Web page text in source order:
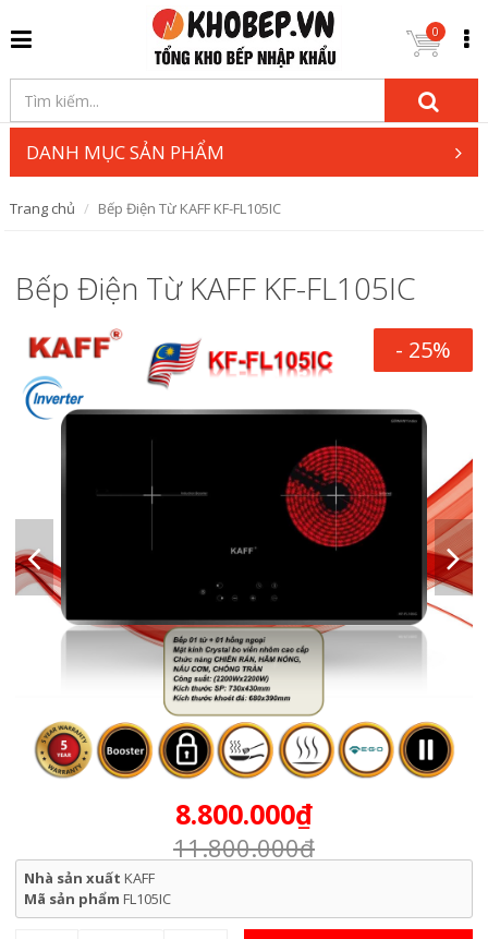
0
DANH MỤC SẢN PHẨM
Trang chủ Bếp Điện Từ KAFF KF-FL105IC
Bếp Điện Từ KAFF KF-FL105IC
- 25%
8.800.000₫
11.800.000₫
Nhà sản xuất KAFF
Mã sản phẩm FL105IC